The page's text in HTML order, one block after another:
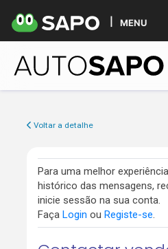
MENU
Voltar a detalhe
Para uma melhor
histórico das mensagens,
inicie sessão na sua conta.
Faça Login ou Registe-se.